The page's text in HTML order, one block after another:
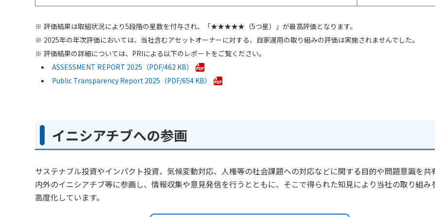
評価結果は取組状況により5段階の星数を付与され、「★★★★★（5つ星）」が最高評価となります。
2025年の年次評価においては、当社含むアセットオーナーに対する、自家運用の取り組みの評価は実施されませんでした。
評価結果の詳細については、PRIによる以下のレポートをご覧ください。
ASSESSMENT REPORT 2025
462 KB
Public Transparency Report 2025
654 KB
イニシアチブへの参画
サステナブル投資やインパクト投資、気候変動対応、人権等の社会課題への対応などに関する目的や問題意識を共
内外のイニシアチブ等に参画し、情報収集や意見発信を行うとともに、そこで得られた知見により当社の取り組み
高度化しています。